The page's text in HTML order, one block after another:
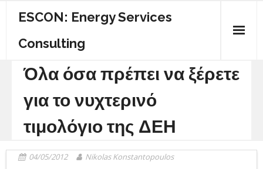
ESCON: Energy Services
Consulting
ΠΟΙΟΙ ΕΙΜΑΣΤΕ
ΚΕΝΤΡΙΚΗ
ΕΝΕΡΓΕΙΑΚΟΣ ΟΔΗΓΟΣ
ΥΠΗΡΕΣΙΕΣ
Όλα όσα πρέπει να ξέρετε
για το νυχτερινό
τιμολόγιο της ΔΕΗ
04/05/2012 Nikolas Konstantopoulos